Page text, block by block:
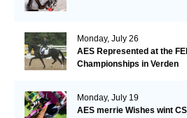
Monday, July 26
AES Represented at the
Championships in Verden
Monday, July 19
AES merrie Wishes wint